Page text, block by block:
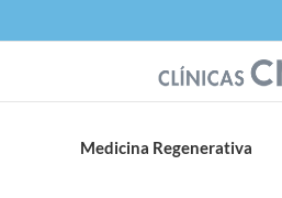
al
Medicina Regenerativa